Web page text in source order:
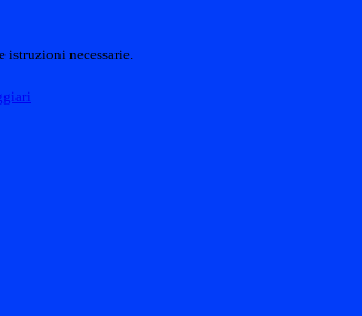
istruzioni necessarie.